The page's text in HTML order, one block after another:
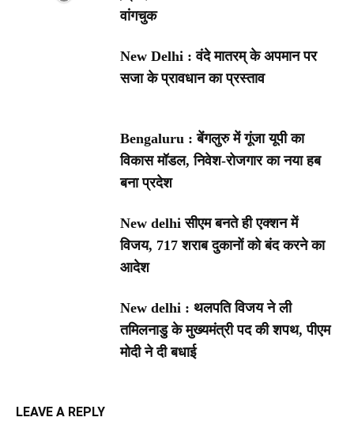
वांगचुक
New Delhi : वंदे मातरम् के अपमान पर
सजा के प्रावधान का प्रस्ताव
Bengaluru : बेंगलुरु में गूंजा यूपी का
विकास मॉडल, निवेश-रोजगार का नया हब
बना प्रदेश
New delhi सीएम बनते ही एक्शन में
विजय, 717 शराब दुकानों को बंद करने का
आदेश
New delhi : थलपति विजय ने ली
तमिलनाडु के मुख्यमंत्री पद की शपथ, पीएम
मोदी ने दी बधाई
LEAVE A REPLY